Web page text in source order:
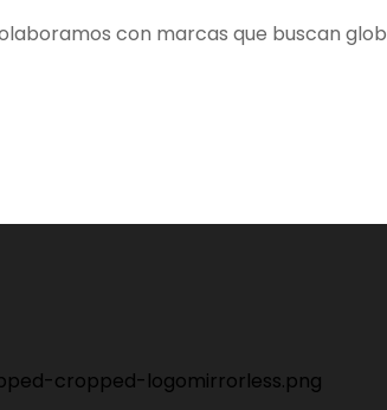
con marcas que buscan